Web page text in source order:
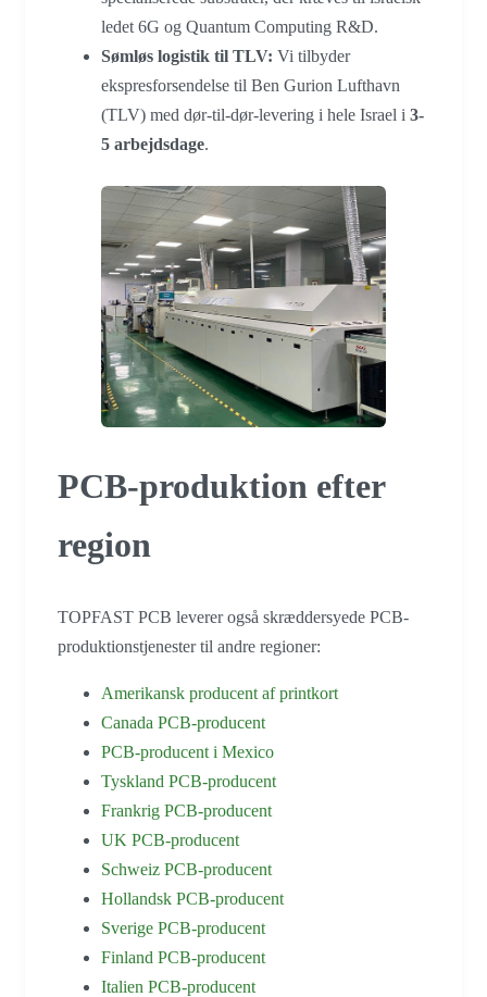
ledet 6G og Quantum Computing R&D.
Sømløs logistik til TLV: Vi tilbyder
ekspresforsendelse til Ben Gurion Lufthavn
(TLV) med dør-til-dør-levering i hele Israel i 3-
5 arbejdsdage.
PCB-produktion efter
region
TOPFAST PCB leverer også skræddersyede PCB-
produktionstjenester til andre regioner:
Amerikansk producent af printkort
Canada PCB-producent
PCB-producent i Mexico
Tyskland PCB-producent
Frankrig PCB-producent
UK PCB-producent
Schweiz PCB-producent
Hollandsk PCB-producent
Sverige PCB-producent
Finland PCB-producent
Italien PCB-producent